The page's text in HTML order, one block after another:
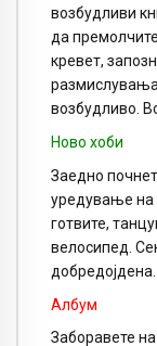
возбудливи
да
кревет,
возбудливо.
Ново хоби
Заедно
уредување на
готвите,
велосипед.
добредојдена.
Албум
Заборавете